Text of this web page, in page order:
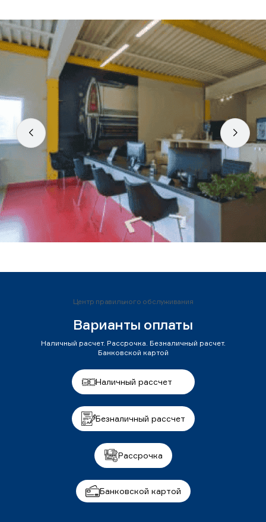
Центр правильного обслуживания
Варианты оплаты
Наличный расчет. Рассрочка. Безналичный расчет.
Банковской картой
Наличный рассчет
Безналичный рассчет
Рассрочка
Банковской картой